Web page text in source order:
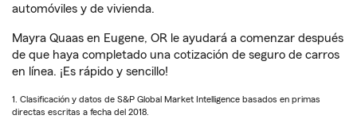
automóviles y de vivienda.
Mayra Quaas en Eugene, OR le ayudará a comenzar después
de que haya completado una cotización de seguro de carros
en línea. ¡Es rápido y sencillo!
1. Clasificación y datos de S&P Global Market Intelligence basados en primas
directas escritas a fecha del 2018.